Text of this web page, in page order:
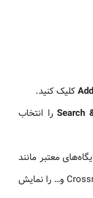
Addکلیک کنید.
Search را انتخاب
معتبر مانند
Crossref، DataCite، BASE، Europe PMC و… را نمایش